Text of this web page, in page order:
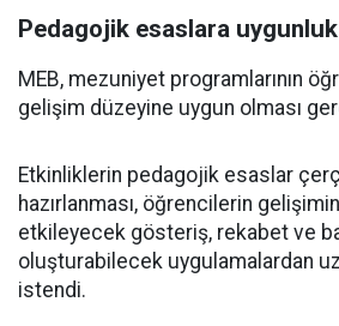
Pedagojik esaslara
MEB, mezuniyet programlarının
gelişim düzeyine uygun olması
Etkinliklerin pedagojik esaslar
hazırlanması, öğrencilerin
etkileyecek gösteriş, rekabet ve
oluşturabilecek uygulamalardan
istendi.